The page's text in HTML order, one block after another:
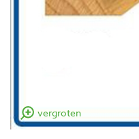
vergroten